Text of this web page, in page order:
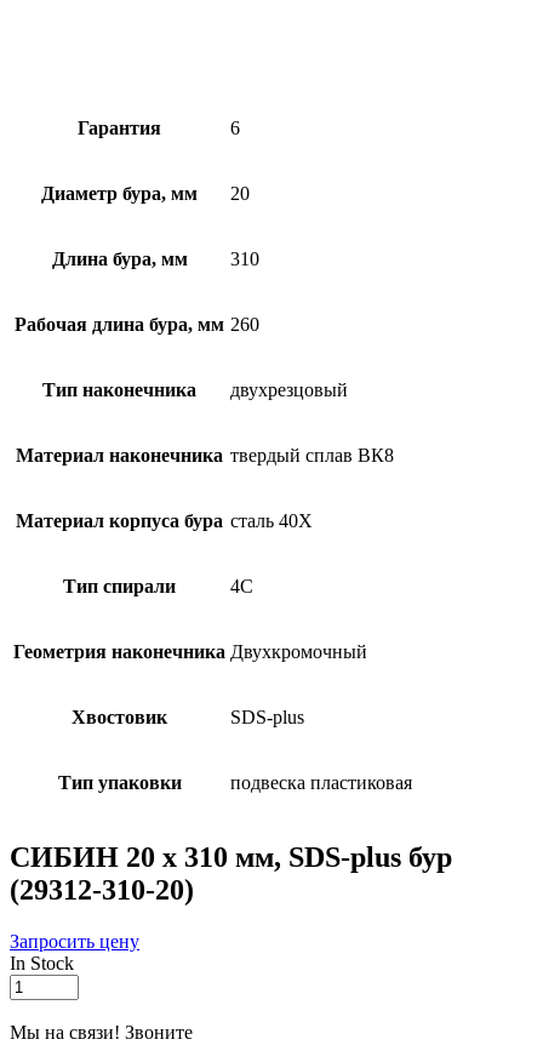
Гарантия 6
Диаметр бура, мм 20
Длина бура, мм 310
Рабочая длина бура, мм 260
Тип наконечника двухрезцовый
Материал наконечника твердый сплав ВК8
Материал корпуса бура сталь 40Х
Тип спирали 4С
Геометрия наконечника Двухкромочный
Хвостовик SDS-plus
Тип упаковки подвеска пластиковая
СИБИН 20 х 310 мм, SDS-plus бур
(29312-310-20)
Запросить цену
In Stock
СИБИН
20
х
Мы на связи! Звоните